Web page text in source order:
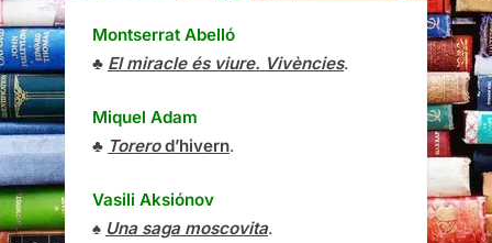
Montserrat Abelló
♣ El miracle és viure. Vivències.
Miquel Adam
♣ Torerod’hivern.
Vasili Aksiónov
♠ Una saga moscovita.